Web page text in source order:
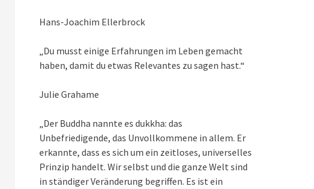
Hans-Joachim Ellerbrock
„Du musst einige Erfahrungen im Leben gemacht
haben, damit du etwas Relevantes zu sagen hast.“
Julie Grahame
„Der Buddha nannte es dukkha: das
Unbefriedigende, das Unvollkommene in allem. Er
erkannte, dass es sich um ein zeitloses, universelles
Prinzip handelt. Wir selbst und die ganze Welt sind
in ständiger Veränderung begriffen. Es ist ein